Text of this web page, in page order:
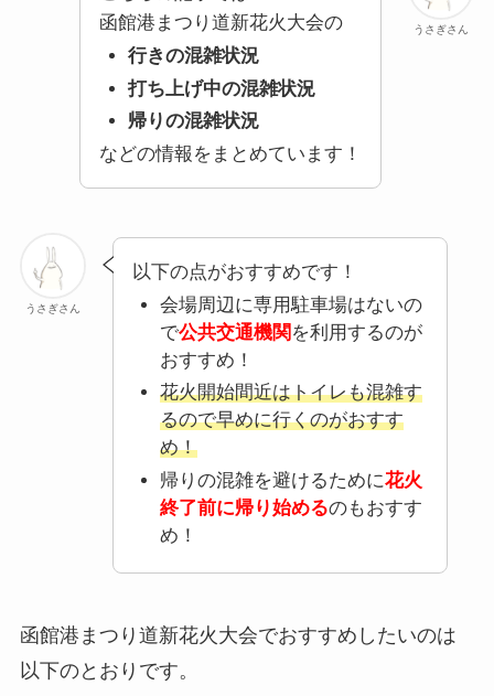
うさぎさん
函館港まつり道新花火大会の
行きの混雑状況
打ち上げ中の混雑状況
帰りの混雑状況
などの情報をまとめています！
うさぎさん
以下の点がおすすめです！
会場周辺に専用駐車場はないの
で公共交通機関 を利用するのが
おすすめ！
花火開始間近はトイレも混雑す
るので早めに行くのがおすす
め！
帰りの混雑を避けるために花火
終了前に帰り始めるのもおすす
め！
函館港まつり道新花火大会でおすすめしたいのは
以下のとおりです。